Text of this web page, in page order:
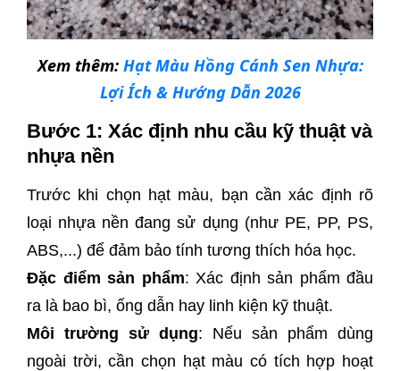
Xem thêm: Hạt Màu Hồng Cánh Sen Nhựa:
Lợi Ích & Hướng Dẫn 2026
Bước 1: Xác định nhu cầu kỹ thuật và
nhựa nền
Trước khi chọn hạt màu, bạn cần xác định rõ
loại nhựa nền đang sử dụng (như PE, PP, PS,
ABS,...) để đảm bảo tính tương thích hóa học.
Đặc điểm sản phẩm: Xác định sản phẩm đầu
ra là bao bì, ống dẫn hay linh kiện kỹ thuật.
Môi trường sử dụng: Nếu sản phẩm dùng
ngoài trời, cần chọn hạt màu có tích hợp hoạt